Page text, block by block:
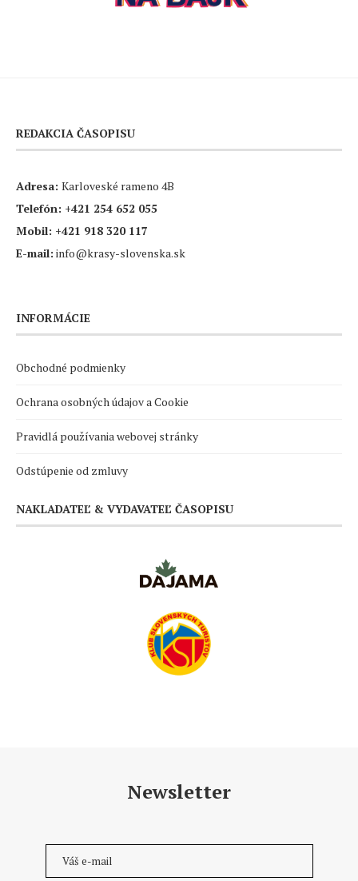
REDAKCIA ČASOPISU
Adresa: Karloveské rameno 4B
Telefón: +421 254 652 055
Mobil: +421 918 320 117
E-mail: info@krasy-slovenska.sk
INFORMÁCIE
Obchodné podmienky
Ochrana osobných údajov a Cookie
Pravidlá používania webovej stránky
Odstúpenie od zmluvy
NAKLADATEĽ & VYDAVATEĽ ČASOPISU
Newsletter